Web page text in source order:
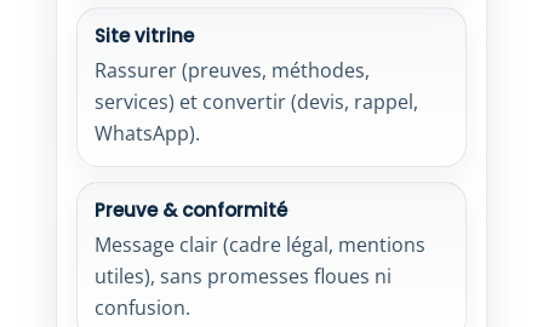
Site vitrine
Rassurer (preuves, méthodes,
services) et convertir (devis, rappel,
WhatsApp).
Preuve & conformité
Message clair (cadre légal, mentions
utiles), sans promesses floues ni
confusion.